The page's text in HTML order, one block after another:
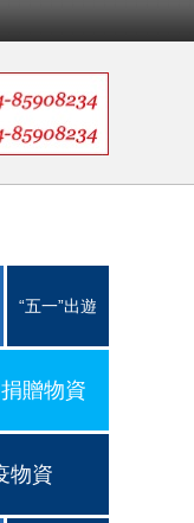
“五一”出遊
贈物資
物資